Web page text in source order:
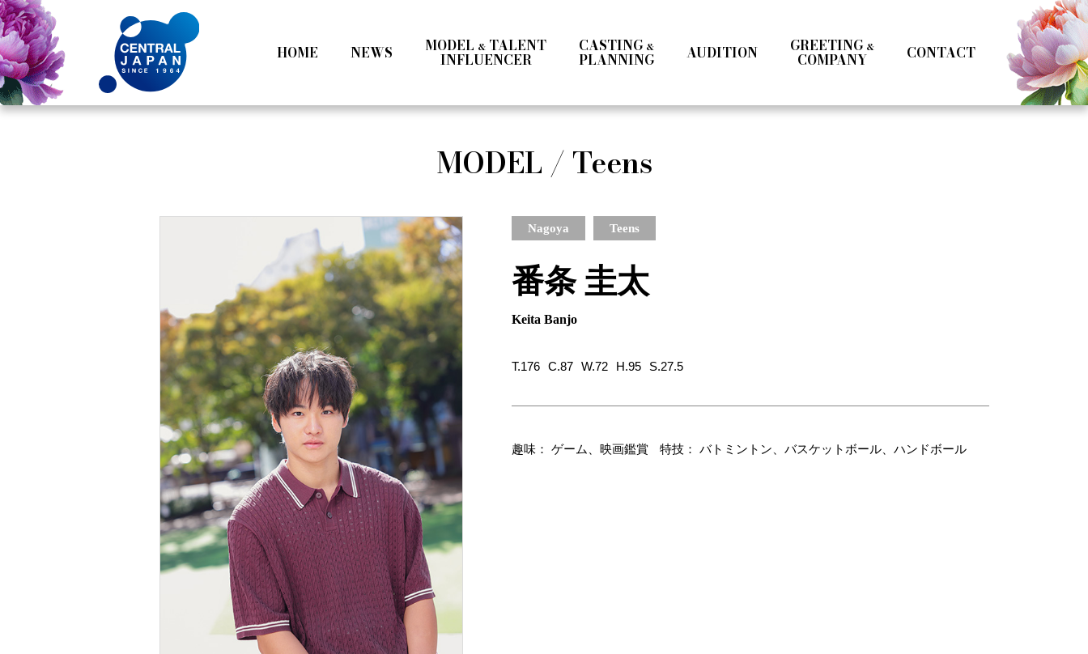
HOME NEWS MODEL & TALENT
INFLUENCER
CASTING &
PLANNING AUDITION GREETING &
COMPANY CONTACT
All
Ladies Men Talent
Ladies Ⅰ Ladies Ⅱ Men
MODEL / Teens
Nagoya Teens
番条 圭太
Keita Banjo
T.176 C.87 W.72 H.95 S.27.5
趣味： ゲーム、映画鑑賞 特技： バトミントン、バスケットボール、ハンドボール